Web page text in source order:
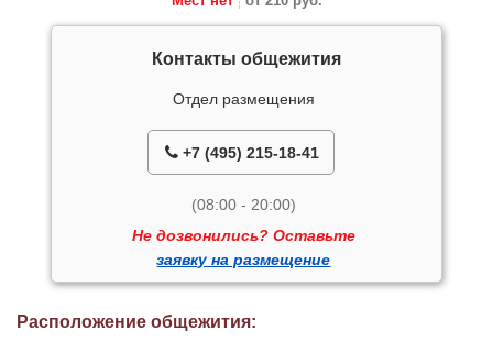
Контакты общежития
Отдел размещения
+7 (495) 215-18-41
(08:00 - 20:00)
Не дозвонились? Оставьте
заявку на размещение
Расположение общежития: